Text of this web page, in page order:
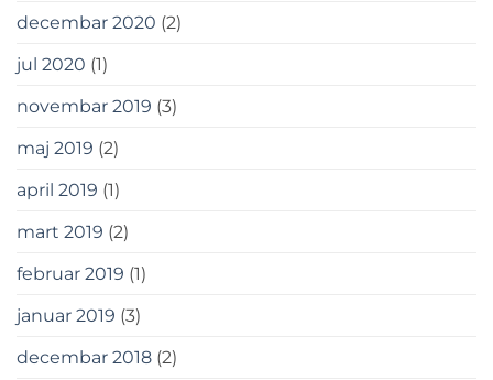
decembar 2020 (2)
jul 2020 (1)
novembar 2019 (3)
maj 2019 (2)
april 2019 (1)
mart 2019 (2)
februar 2019 (1)
januar 2019 (3)
decembar 2018 (2)